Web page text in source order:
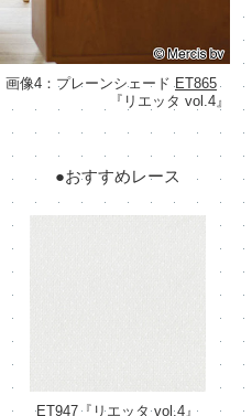
画像4：プレーンシェードET865
『リエッタ vol.4』
●おすすめレース
ET947 『リエッタ vol.4』